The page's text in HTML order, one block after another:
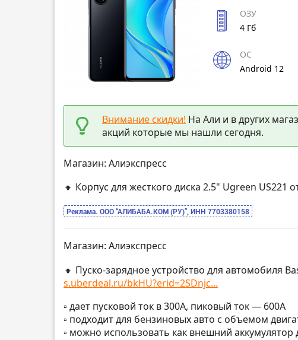
ОЗУ
4 Гб
ОС
Android 12
Внимание скидки! На Али и в других
акций которые мы нашли сегодня.
Магазин: Алиэкспресс
🔸 Корпус для жесткого диска 2.5" Ugreen US221
Реклама. ООО “АЛИБАБА.КОМ (РУ)”, ИНН 7703380158
Магазин: Алиэкспресс
🔸 Пуско-зарядное устройство для автомобиля
s.uberdeal.ru/bkHU?erid=2SDnjc...
▫️ дает пусковой ток в 300A, пиковый ток — 600А
▫️ подходит для бензиновых авто с объемом
▫️ можно использовать как внешний